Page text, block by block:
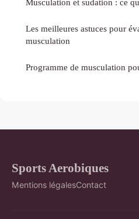
Musculation et sudation : ce
Les meilleures astuces pour
musculation
Programme de musculation
Sports Aerobiques
Mentions légalesContact